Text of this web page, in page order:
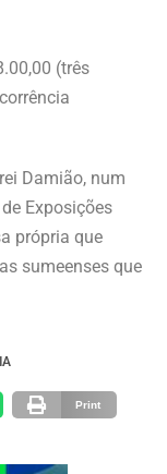
(três
Damião, num
Exposições
própria que
sumeenses que
Print